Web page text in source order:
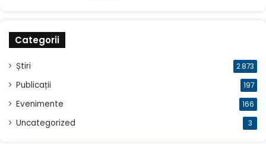
Categorii
Știri 2.873
Publicații 197
Evenimente 166
Uncategorized 3